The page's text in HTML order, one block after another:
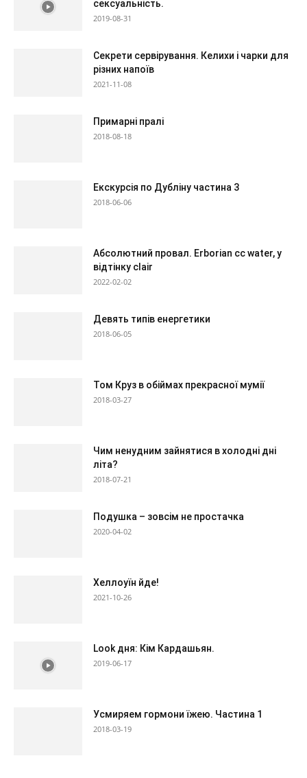
сексуальність.
2019-08-31
Секрети сервірування. Келихи і чарки для
різних напоїв
2021-11-08
Примарні пралі
2018-08-18
Екскурсія по Дубліну частина 3
2018-06-06
Абсолютний провал. Erborian cc water, у
відтінку clair
2022-02-02
Девять типів енергетики
2018-06-05
Том Круз в обіймах прекрасної мумії
2018-03-27
Чим ненудним зайнятися в холодні дні
літа?
2018-07-21
Подушка – зовсім не простачка
2020-04-02
Хеллоуїн йде!
2021-10-26
Look дня: Кім Кардашьян.
2019-06-17
Усмиряем гормони їжею. Частина 1
2018-03-19